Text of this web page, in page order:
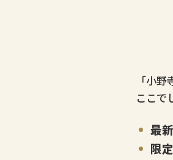
「小
ここで
最
限